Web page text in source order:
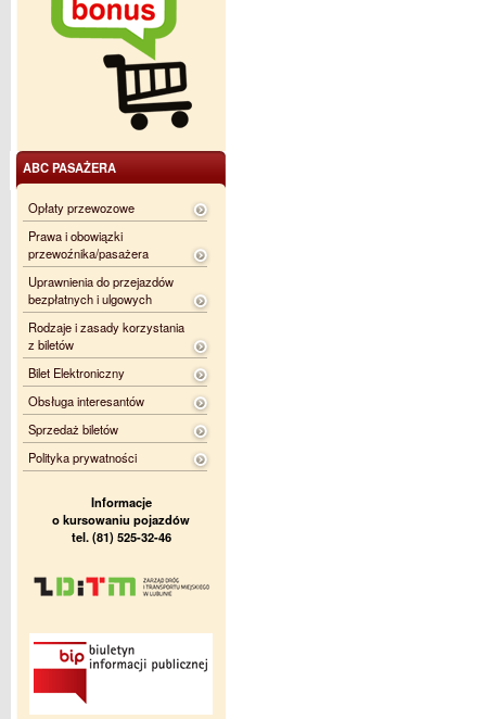
ABC PASAŻERA
Opłaty przewozowe
Prawa i obowiązki
przewoźnika/pasażera
Uprawnienia do przejazdów
bezpłatnych i ulgowych
Rodzaje i zasady korzystania
z biletów
Bilet Elektroniczny
Obsługa interesantów
Sprzedaż biletów
Polityka prywatności
Informacje
o kursowaniu pojazdów
tel. (81) 525-32-46